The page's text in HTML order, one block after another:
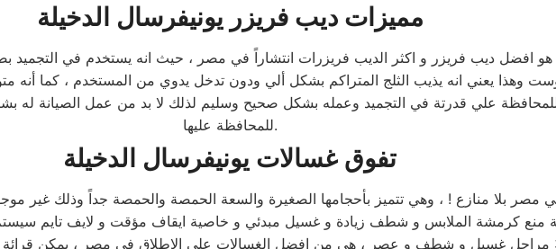
مميزات ديب فريزر يونيفرسال الدخيلة
هو افضل ديب فريزر و اكثر الديب فريزرات انتشاراً في مصر ، حيث انه يستخدم في التجميد
وهذا يعني انه يذيب الثلج المتراكم بشكل ألي ودون تدخل يدوي من المستخدم ، كما أنه
علي قدرتة في التجميد وعمله بشكل صحيح وسليم لذلك لا بد من عمل الصيانة له
للمحافظة عليها.
تفوق غسالات يونيفرسال الدخيلة
مصر بلا منازع ! ، وهي تتميز بأحجامها الصغيرة والسعة الحمصة والحمصة جداً وذلك غير